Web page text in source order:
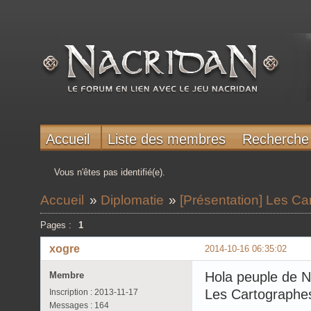
Accueil Liste des membres Recherche
Vous n'êtes pas identifié(e).
Accueil » Diplomatie » [Présentation] Les
Pages : 1
2014-10-16 06:35:02
xogre
Membre
Inscription : 2013-11-17
Messages : 164
Hola peuple de
Les